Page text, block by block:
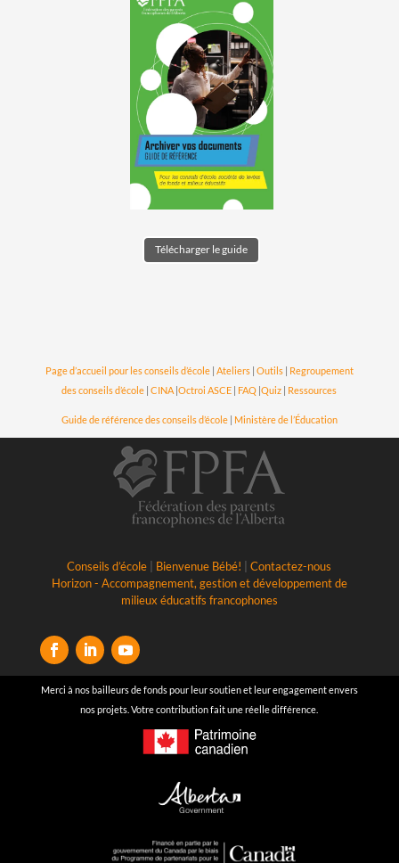
Télécharger le guide
Page d’accueil pour les conseils d’école| Ateliers| Outils| Regroupement
des conseils d’école |CINA |Octroi ASCE | FAQ |Quiz | Ressources
Guide de référence des conseils d’école | Ministère de l’Éducation
Conseils d’école Bienvenue Bébé! |Contactez-nous
Horizon - Accompagnement, gestion et développement de
milieux éducatifs francophones
Merci à nos bailleurs de fonds pour leur soutien et leur engagement envers
nos projets. Votre contribution fait une réelle différence.